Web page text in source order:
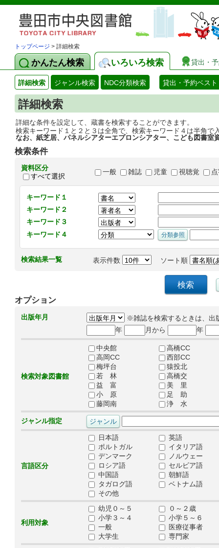
トップページ > 詳細検索
かんたん検索 いろいろ検索 貸出・
詳細検索 ジャンル検索 NDC分類検索 貸出・予約ベスト
詳細検索
詳細な条件を設定して、蔵書を検索することができます。
検索キーワード１と２と３は全角で、検索キーワード４は半角で
なお、紙芝居、パネルシアターエプロンシアター、こども図書室
検索条件
資料区分
すべて選択
一般 雑誌 児童 視聴覚
キーワード１
キーワード２
キーワード３
キーワード４
検索結果一覧 表示件数 ソート順
オプション
出版年月
※雑誌を検索するときは、出
年
月から 年
検索対象図書館
中央館
高橋CC
高岡CC
西部CC
梅坪台
猿投北
若 林
高橋交
益 富
美 里
小 原
足 助
藤岡南
浄 水
ジャンル指定
言語区分
日本語
英語
ポルトガル
イタリア語
デンマーク
ノルウェー
ロシア語
セルビア語
中国語
朝鮮語
タガログ語
ベトナム語
その他
利用対象
幼児０～５
０～２歳
小学３～４
小学５～６
一般
医療従事者
大学生
専門家